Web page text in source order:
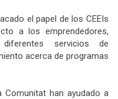
el papel de los CEEIs
a los emprendedores,
servicios de
acerca de programas
Comunitat han ayudado a